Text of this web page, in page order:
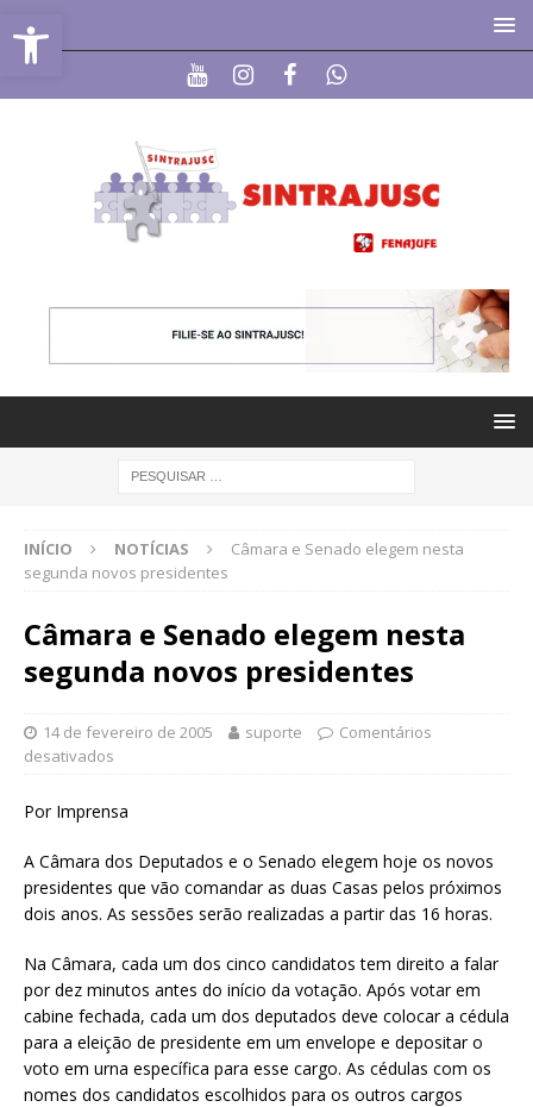
Abrir a barra de ferramentas
INÍCIO NOTÍCIAS
Câmara e Senado elegem nesta
segunda novos presidentes
Câmara e Senado elegem nesta
segunda novos presidentes
14 de fevereiro de 2005 suporte
Comentários
desativados
Por Imprensa
A Câmara dos Deputados e o Senado elegem hoje os novos
presidentes que vão comandar as duas Casas pelos próximos
dois anos. As sessões serão realizadas a partir das 16 horas.
Na Câmara, cada um dos cinco candidatos tem direito a falar
por dez minutos antes do início da votação. Após votar em
cabine fechada, cada um dos deputados deve colocar a cédula
para a eleição de presidente em um envelope e depositar o
voto em urna específica para esse cargo. As cédulas com os
nomes dos candidatos escolhidos para os outros cargos